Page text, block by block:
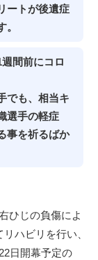
ートが後遺症
間前にコロ
でも、相当キ
選手の軽症
事を祈るばか
ひじの負傷によ
ハビリを行い、
日開幕予定の